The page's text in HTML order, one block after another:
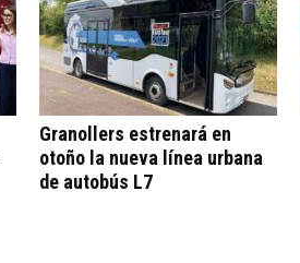
Granollers estrenará en
otoño la nueva línea urbana
de autobús L7